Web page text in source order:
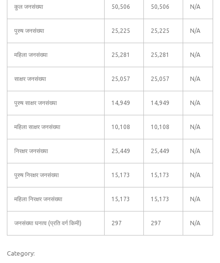
कुल जनसंख्या 50,506 50,506 N/A
पुरुष जनसंख्या 25,225 25,225 N/A
महिला जनसंख्या 25,281 25,281 N/A
साक्षर जनसंख्या 25,057 25,057 N/A
पुरुष साक्षर जनसंख्या 14,949 14,949 N/A
महिला साक्षर जनसंख्या 10,108 10,108 N/A
निरक्षर जनसंख्या 25,449 25,449 N/A
पुरुष निरक्षर जनसंख्या 15,173 15,173 N/A
महिला निरक्षर जनसंख्या 15,173 15,173 N/A
जनसंख्या घनत्व (प्रति वर्ग किमी) 297 297 N/A
Category: